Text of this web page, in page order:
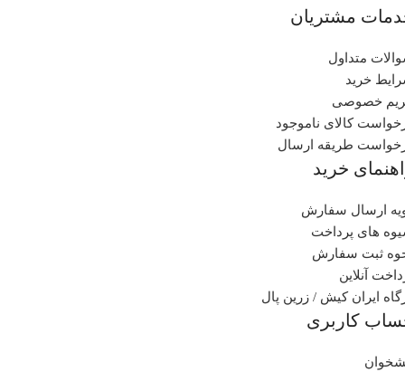
مشتریان
متداول
خرید
خصوصی
کالای ناموجود
طریقه ارسال
خرید
ارسال سفارش
های پرداخت
ثبت سفارش
آنلاین
ایران کیش / زرین پال
کاربری